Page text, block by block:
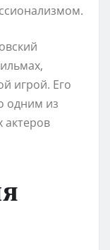
игрой. Его
одним из
актеров